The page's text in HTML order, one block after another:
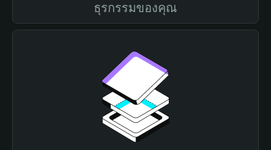
ธุรกรรมของคุณ